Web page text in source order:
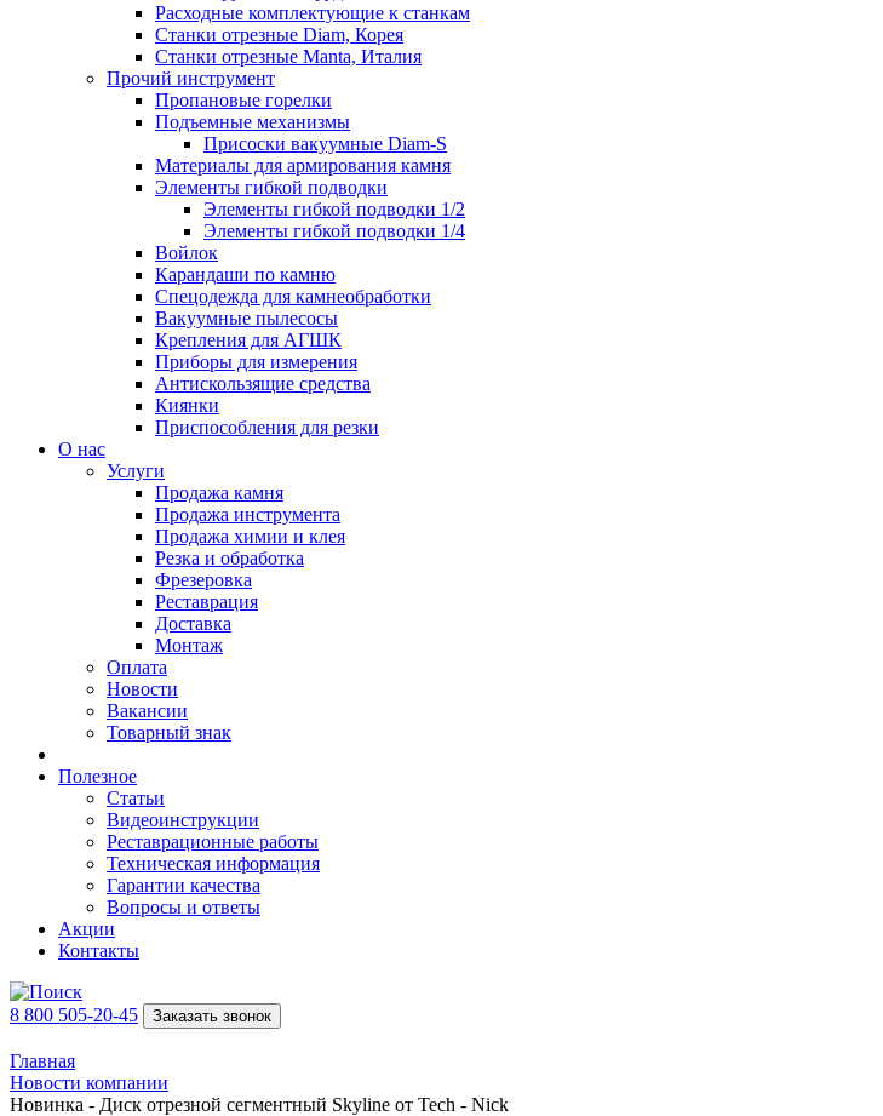
Расходные комплектующие к станкам
Станки отрезные Diam, Корея
Станки отрезные Manta, Италия
Прочий инструмент
Пропановые горелки
Подъeмные механизмы
Присоски вакуумные Diam-S
Материалы для армирования камня
Элементы гибкой подводки
Элементы гибкой подводки 1/2
Элементы гибкой подводки 1/4
Войлок
Карандаши по камню
Спецодежда для камнеобработки
Вакуумные пылесосы
Крепления для АГШК
Приборы для измерения
Антискользящие средства
Киянки
Приспособления для резки
О нас
Услуги
Продажа камня
Продажа инструмента
Продажа химии и клея
Резка и обработка
Фрезеровка
Реставрация
Доставка
Монтаж
Оплата
Новости
Вакансии
Товарный знак
Полезное
Статьи
Видеоинструкции
Реставрационные работы
Техническая информация
Гарантии качества
Вопросы и ответы
Акции
Контакты
8 800 505-20-45 Заказать звонок
Главная
Новости компании
Новинка - Диск отрезной сегментный Skyline от Tech - Nick